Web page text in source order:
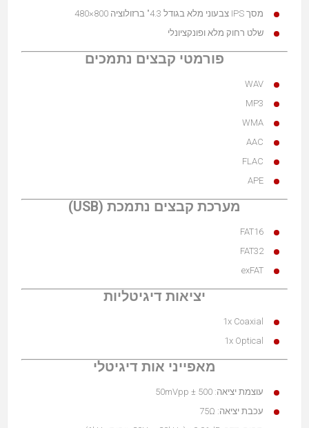
מסך IPS צבעוני מלא בגודל 4.3" ברזולוציה 800×480
שלט רחוק מלא ופונקציונלי
פורמטי קבצים נתמכים
WAV
MP3
WMA
AAC
FLAC
APE
מערכת קבצים נתמכת (USB)
FAT16
FAT32
exFAT
יציאות דיגיטליות
1x Coaxial
1x Optical
מאפייני אות דיגיטלי
עוצמת יציאה: 500 ± 50mVpp
עכבת יציאה: 75Ω